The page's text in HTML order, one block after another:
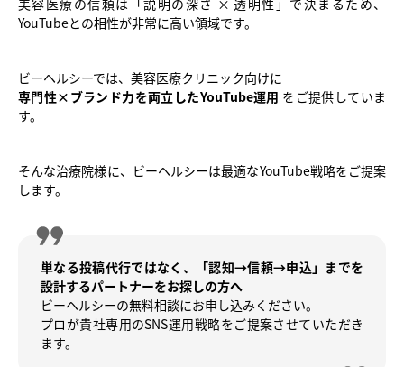
美容医療の信頼は「説明の深さ × 透明性」で決まるため、
YouTubeとの相性が非常に高い領域です。
ビーヘルシーでは、美容医療クリニック向けに
専門性×ブランド力を両立したYouTube運用 をご提供していま
す。
そんな治療院様に、ビーヘルシーは最適なYouTube戦略をご提案
します。
単なる投稿代行ではなく、「認知→信頼→申込」までを
設計するパートナーをお探しの方へ
ビーヘルシーの無料相談にお申し込みください。
プロが貴社専用のSNS運用戦略をご提案させていただき
ます。